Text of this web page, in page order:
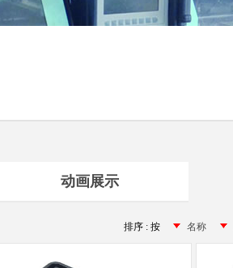
动画展示
排序 : 按 名称